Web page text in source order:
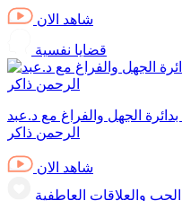
شاهد الان
قضايا نفسية
الجهل والفراغ مع د.عبد
الرحمن ذاكر
شاهد الان
الحب والعلاقات العاطفية